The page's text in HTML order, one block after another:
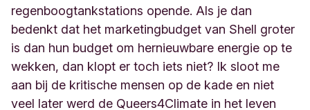
regenboogtankstations opende. Als je dan
bedenkt dat het marketingbudget van Shell groter
is dan hun budget om hernieuwbare energie op te
wekken, dan klopt er toch iets niet? Ik sloot me
aan bij de kritische mensen op de kade en niet
veel later werd de Queers4Climate in het leven